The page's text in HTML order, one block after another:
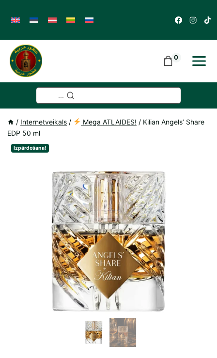
content
0
/ Internetveikals / Mega ATLAIDES! / Kilian Angels’ Share
EDP 50 ml
Izpārdošana!